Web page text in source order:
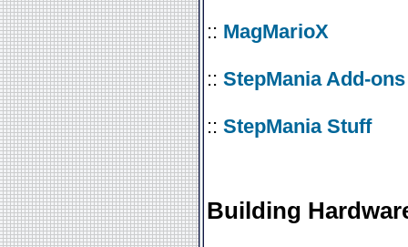
:: MagMarioX
:: StepMania Add-ons
:: StepMania Stuff
Building